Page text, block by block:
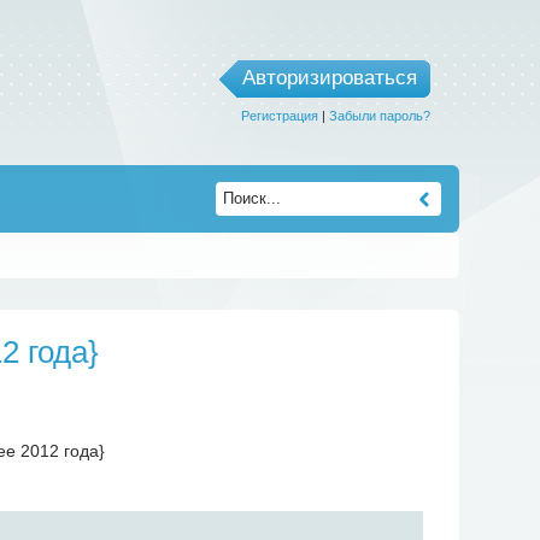
Авторизироваться
Регистрация| Забыли пароль?
года}